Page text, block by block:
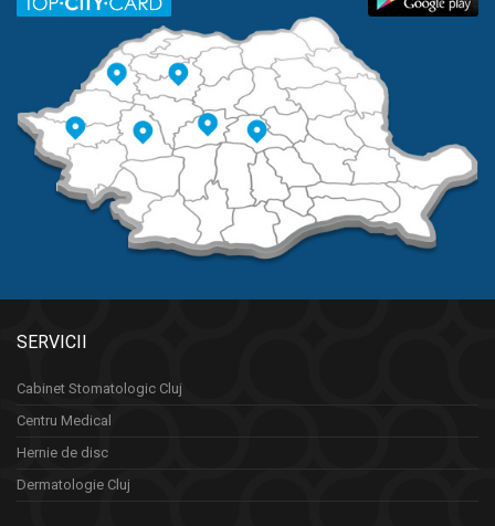
SERVICII
Cabinet Stomatologic Cluj
Centru Medical
Hernie de disc
Dermatologie Cluj